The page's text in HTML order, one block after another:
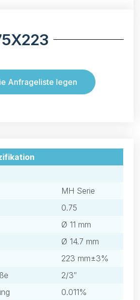
Anfrageliste legen
MH Serie
0.75
Ø 11 mm
Ø 14.7 mm
223 mm±3%
2/3″
0.011%